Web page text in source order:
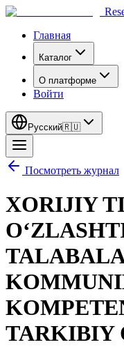
Главная
Каталог
О платформе
Войти
Русский🇷🇺
Посмотреть журнал
XORIJIY
TARKIBIY